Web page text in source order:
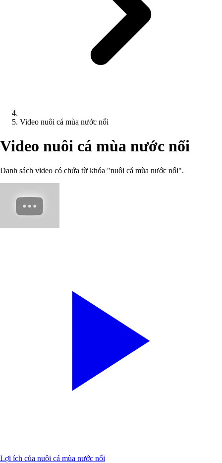
Video nuôi cá mùa nước nổi
Video nuôi cá mùa nước nổi
Danh sách video có chứa từ khóa "nuôi cá mùa nước nổi".
Lợi ích của nuôi cá mùa nước nổi